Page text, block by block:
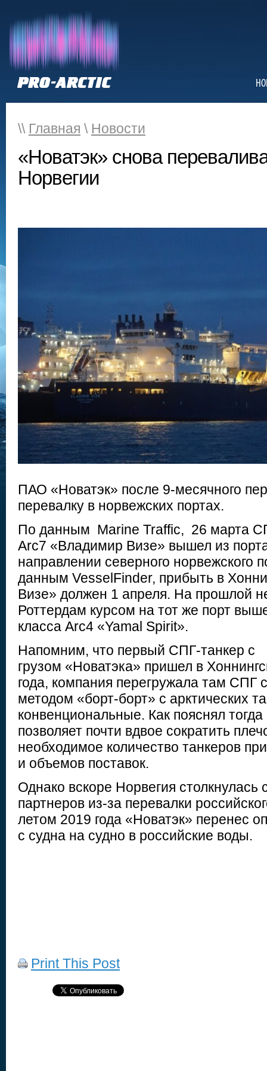
\\ Главная \ Новости
«Новатэк» снова
Норвегии
ПАО «Новатэк» после 9-месячного
перевалку в норвежских портах.
По данным Marine Traffic, 26 марта
Arc7 «Владимир Визе» вышел из
направлении северного норвежского
данным VesselFinder, прибыть в
Визе» должен 1 апреля. На прошлой
Роттердам курсом на тот же порт
класса Arc4 «Yamal Spirit».
Напомним, что первый СПГ-танкер с
грузом «Новатэка» пришел в
года, компания перегружала там СПГ
методом «борт-борт» с арктических
конвенциональные. Как пояснял
позволяет почти вдвое сократить
необходимое количество танкеров
и объемов поставок.
Однако вскоре Норвегия
партнеров из-за перевалки
летом 2019 года «Новатэк» перенес
с судна на судно в российские воды.
Print This Post